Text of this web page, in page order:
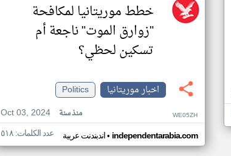
خطط موريتانيا لمكافحة
"زوارق الموت" ناجعة أم
تسكين لحظي؟
اخبار موريتانيا
Politics
Oct 03, 2024
منذ سنة WE05ZH
اندبندنت عربية• independentarabia.com عدد الكلمات: ٥١٨